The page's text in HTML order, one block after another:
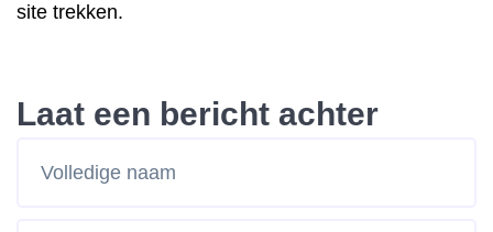
site trekken.
Laat een bericht achter